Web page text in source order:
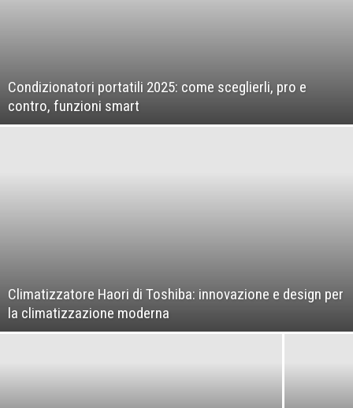
Condizionatori portatili 2025: come sceglierli, pro e
contro, funzioni smart
Climatizzatore Haori di Toshiba: innovazione e design per
la climatizzazione moderna